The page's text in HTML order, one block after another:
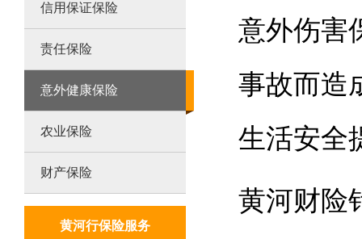
公司证照
信用保证保险
责任保险
意外健康保险
农业保险
财产保险
黄河行保险服务
意外伤害
事故而造
生活安全
黄河财险